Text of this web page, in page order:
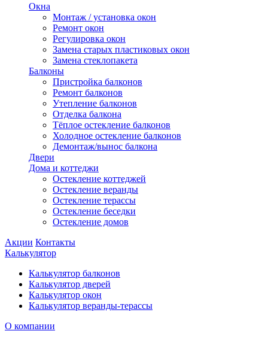
Окна
Монтаж / установка окон
Ремонт окон
Регулировка окон
Замена старых пластиковых окон
Замена стеклопакета
Балконы
Пристройка балконов
Ремонт балконов
Утепление балконов
Отделка балкона
Тёплое остекление балконов
Холодное остекление балконов
Демонтаж/вынос балкона
Двери
Дома и коттеджи
Остекление коттеджей
Остекление веранды
Остекление терассы
Остекление беседки
Остекление домов
Акции Контакты
Калькулятор
Калькулятор балконов
Калькулятор дверей
Калькулятор окон
Калькулятор веранды-терассы
О компании